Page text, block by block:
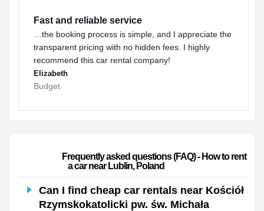
Fast and reliable service
…the booking process is simple, and I appreciate the
transparent pricing with no hidden fees. I highly
recommend this car rental company!
Elizabeth
Budget
a car near Lublin, Poland
Can I find cheap car rentals near Kościół
Rzymskokatolicki pw. św. Michała